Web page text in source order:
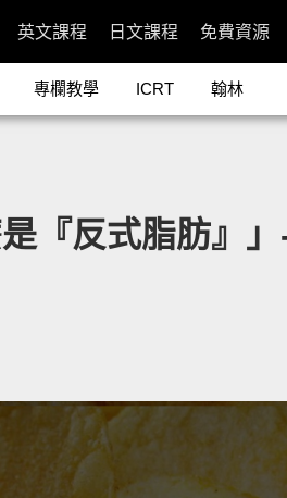
英文課程 日文課程 免費資源
專欄教學 ICRT 翰林
是『反式脂肪